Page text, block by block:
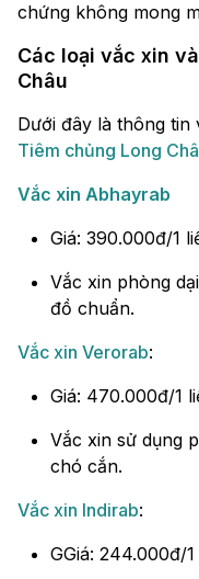
chứng không mong
Các loại vắc xin
Châu
Dưới đây là thông tin
Tiêm chủng Long
Vắc xin Abhayrab
Giá: 390.000đ/1
Vắc xin phòng
đồ chuẩn.
Vắc xin Verorab:
Giá: 470.000đ/1
Vắc xin sử dụng
chó cắn.
Vắc xin Indirab:
GGiá: 244.000đ/1